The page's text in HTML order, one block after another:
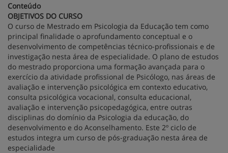
Conteúdo
OBJETIVOS DO CURSO
O curso de Mestrado em Psicologia da Educação tem como
principal finalidade o aprofundamento conceptual e o
desenvolvimento de competências técnico-profissionais e de
investigação nesta área de especialidade. O plano de estudos
do mestrado proporciona uma formação avançada para o
exercício da atividade profissional de Psicólogo, nas áreas de
avaliação e intervenção psicológica em contexto educativo,
consulta psicológica vocacional, consulta educacional,
avaliação e intervenção psicopedagógica, entre outras
disciplinas do domínio da Psicologia da educação, do
desenvolvimento e do Aconselhamento. Este 2º ciclo de
estudos integra um curso de pós-graduação nesta área de
especialidade